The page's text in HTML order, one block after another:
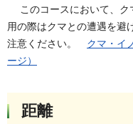
このコースにおいて、ク
用の際はクマとの遭遇を避
注意ください。 クマ・イ
ージ）
距離